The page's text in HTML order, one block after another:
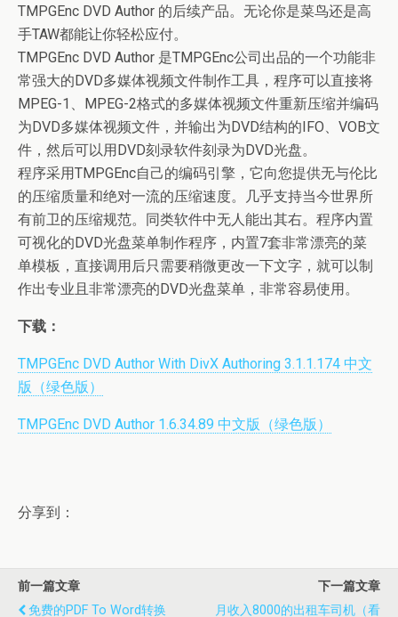
TMPGEnc DVD Author 的后续产品。无论你是菜鸟还是高
手TAW都能让你轻松应付。
TMPGEnc DVD Author 是TMPGEnc公司出品的一个功能非
常强大的DVD多媒体视频文件制作工具，程序可以直接将
MPEG-1、MPEG-2格式的多媒体视频文件重新压缩并编码
为DVD多媒体视频文件，并输出为DVD结构的IFO、VOB文
件，然后可以用DVD刻录软件刻录为DVD光盘。
程序采用TMPGEnc自己的编码引擎，它向您提供无与伦比
的压缩质量和绝对一流的压缩速度。几乎支持当今世界所
有前卫的压缩规范。同类软件中无人能出其右。程序内置
可视化的DVD光盘菜单制作程序，内置7套非常漂亮的菜
单模板，直接调用后只需要稍微更改一下文字，就可以制
作出专业且非常漂亮的DVD光盘菜单，非常容易使用。
下载：
TMPGEnc DVD Author With DivX Authoring 3.1.1.174 中文
版（绿色版）
TMPGEnc DVD Author 1.6.34.89 中文版（绿色版）
分享到：
前一篇文章
免费的PDF To Word转换
下一篇文章
月收入8000的出租车司机（看